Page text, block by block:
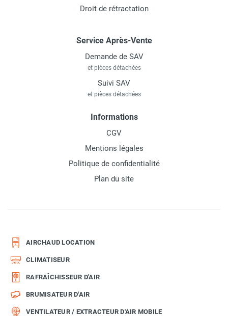
Droit de rétractation
Service Après-Vente
Demande de SAV
et pièces détachées
Suivi SAV
et pièces détachées
Informations
CGV
Mentions légales
Politique de confidentialité
Plan du site
AIRCHAUD LOCATION
CLIMATISEUR
RAFRAÎCHISSEUR D'AIR
BRUMISATEUR D'AIR
VENTILATEUR / EXTRACTEUR D'AIR MOBILE